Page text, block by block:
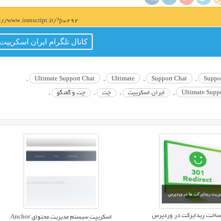
www.iranscript.ir/?p=292
کانال تلگرام ایران
,
Support Chat
,
Ultimate
,
Ultimate Support Chat
,
, ایران اسکریپت , چت , چت و گفتگو ,
ریدایرکت در وردپرس اسکریپت سیستم مدیریت محتوای Anchor